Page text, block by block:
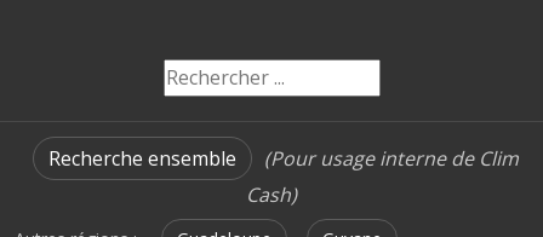
Recherche ensemble
(Pour usage interne de Clim
Cash)